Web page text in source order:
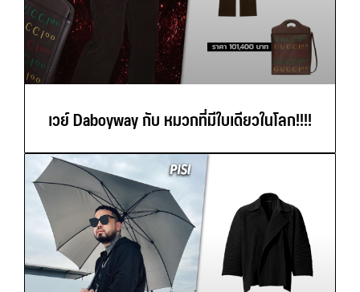
เวย์ Daboyway กับ หมวกที่มีใบเดียวในโลก!!!!